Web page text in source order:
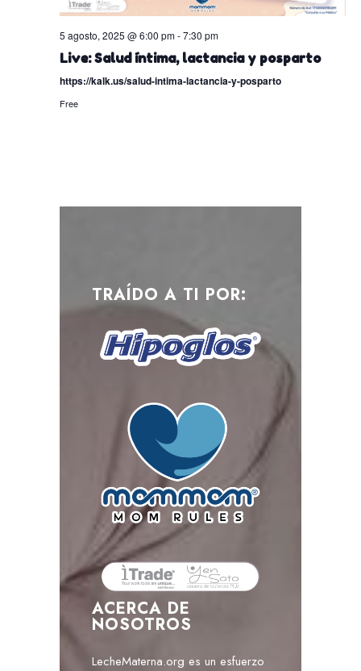
5 agosto, 2025 @ 6:00 pm-7:30 pm
Live: Salud íntima, lactancia y posparto
https://kalk.us/salud-intima-lactancia-y-posparto
Free
TRAÍDO A TI POR:
ACERCA DE
NOSOTROS
LecheMaterna.org es un esfuerzo